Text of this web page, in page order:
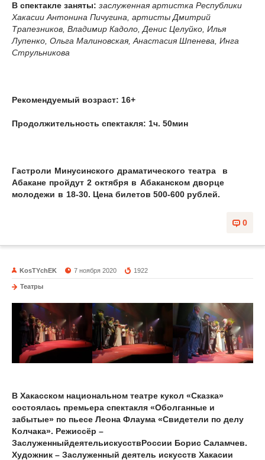
В спектакле заняты: заслуженная артистка Республики
Хакасии Антонина Пичугина, артисты Дмитрий
Трапезников, Владимир Кадоло, Денис Целуйко, Илья
Лупенко, Ольга Малиновская, Анастасия Шпенева, Инга
Струльникова
Рекомендуемый возраст: 16+
Продолжительность спектакля: 1ч. 50мин
Гастроли Минусинского драматического театра в
Абакане пройдут 2 октября в Абаканском дворце
молодежи в 18-30. Цена билетов 500-600 рублей.
0
KosTYchEK 7 ноября 2020 1922
Театры
В Хакасском национальном театре кукол «Сказка»
состоялась премьера спектакля «Оболганные и
забытые» по пьесе Леона Флаума «Свидетели по делу
Колчака». Режиссёр –
ЗаслуженныйдеятельискусствРоссии Борис Саламчев.
Художник – Заслуженный деятель искусств Хакасии